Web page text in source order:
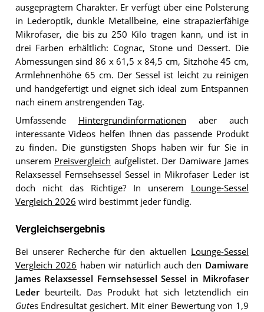
ausgeprägtem Charakter. Er verfügt über eine Polsterung
in Lederoptik, dunkle Metallbeine, eine strapazierfähige
Mikrofaser, die bis zu 250 Kilo tragen kann, und ist in
drei Farben erhältlich: Cognac, Stone und Dessert. Die
Abmessungen sind 86 x 61,5 x 84,5 cm, Sitzhöhe 45 cm,
Armlehnenhöhe 65 cm. Der Sessel ist leicht zu reinigen
und handgefertigt und eignet sich ideal zum Entspannen
nach einem anstrengenden Tag.
Umfassende Hintergrundinformationen aber auch
interessante Videos helfen Ihnen das passende Produkt
zu finden. Die günstigsten Shops haben wir für Sie in
unserem Preisvergleich aufgelistet. Der Damiware James
Relaxsessel Fernsehsessel Sessel in Mikrofaser Leder ist
doch nicht das Richtige? In unserem Lounge-Sessel
Vergleich 2026 wird bestimmt jeder fündig.
Vergleichsergebnis
Bei unserer Recherche für den aktuellen Lounge-Sessel
Vergleich 2026 haben wir natürlich auch den Damiware
James Relaxsessel Fernsehsessel Sessel in Mikrofaser
Lederbeurteilt. Das Produkt hat sich letztendlich ein
Gutes Endresultat gesichert. Mit einer Bewertung von 1,9